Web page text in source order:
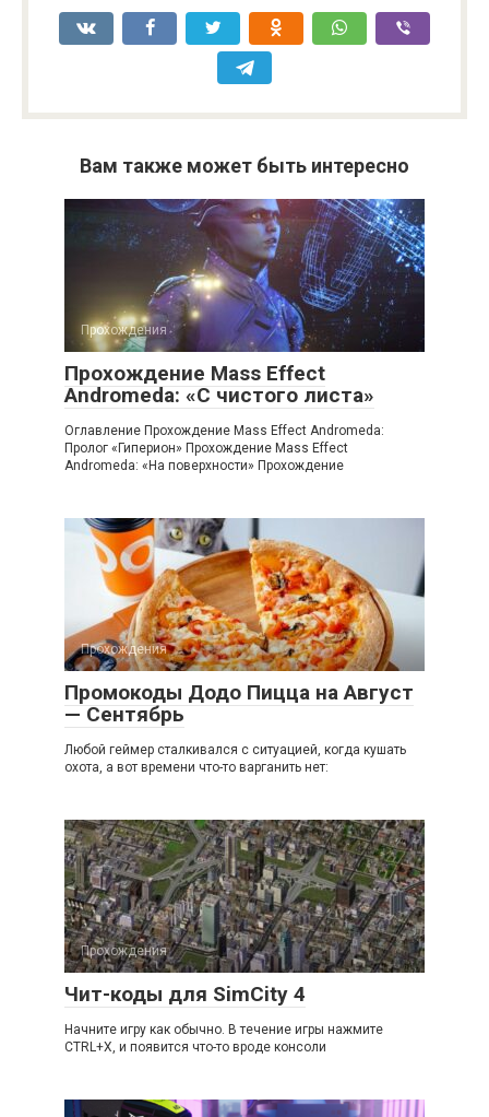
Вам также может быть интересно
Прохождения
Прохождение Mass Effect
Andromeda: «С чистого листа»
Оглавление Прохождение Mass Effect Andromeda:
Пролог «Гиперион» Прохождение Mass Effect
Andromeda: «На поверхности» Прохождение
Прохождения
Промокоды Додо Пицца на Август
— Сентябрь
Любой геймер сталкивался с ситуацией, когда кушать
охота, а вот времени что-то варганить нет:
Прохождения
Чит-коды для SimCity 4
Начните игру как обычно. В течение игры нажмите
CTRL+X, и появится что-то вроде консоли